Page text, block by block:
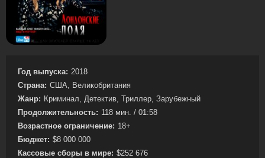
Год выпуска: 2018
Страна: США, Великобритания
Жанр: Криминал, Детектив, Триллер, Зарубежный
Продолжительность: 118 мин. / 01:58
Возрастное ограничение: 18+
Бюджет: $8 000 000
Кассовые сборы в мире: $252 676